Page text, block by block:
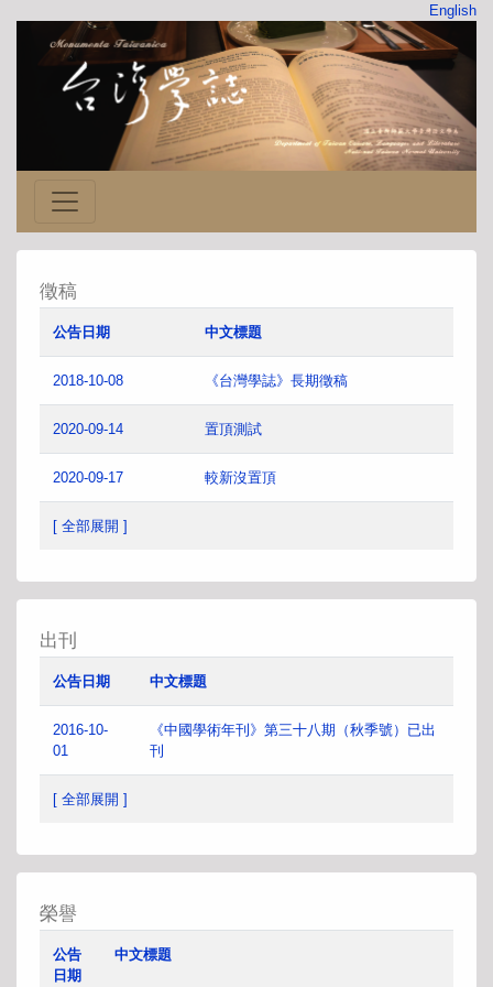
English
徵稿
公告日期 中文標題
2018-10-08 《台灣學誌》長期徵稿
2020-09-14 置頂測試
2020-09-17 較新沒置頂
[ 全部展開 ]
出刊
公告日期 中文標題
2016-10-
01
《中國學術年刊》第三十八期（秋季號）已出
刊
[ 全部展開 ]
榮譽
公告
日期
中文標題